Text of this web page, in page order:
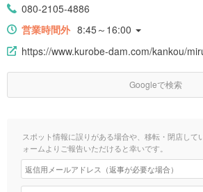
080-2105-4886
営業時間外 8:45～16:00
https://www.kurobe-dam.com/kankou/
Googleで検索
スポット情報に誤りがある場合や、移転・閉店して
ォームよりご報告いただけると幸いです。